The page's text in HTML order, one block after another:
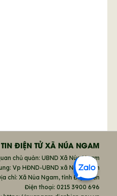
ĐIỆN TỬ XÃ NÚA NGAM
chủ quản: UBND Xã Núa Ngam
Vp HĐND-UBND xã Núa Ngam
chỉ: Xã Núa Ngam, tỉnh Điện Biên
Điện thoại: 0215 3900 696